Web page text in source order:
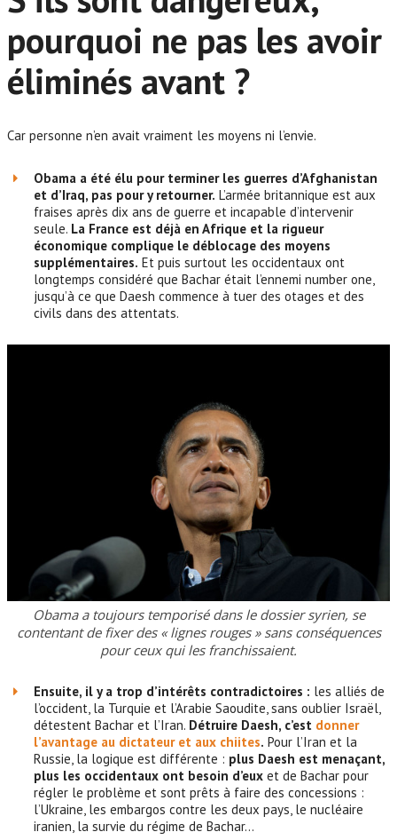
pouvoir.
Mais le mal est déjà là.
pourquoi ne pas les avoir
éliminés avant ?
Car personne n’en avait vraiment les moyens ni l’envie.
Obama a été élu pour terminer les guerres d’Afghanistan
et d’Iraq, pas pour y retourner. L’armée britannique est aux
fraises après dix ans de guerre et incapable d’intervenir
seule. La France est déjà en Afrique et la rigueur
économique complique le déblocage des moyens
supplémentaires. Et puis surtout les occidentaux ont
longtemps considéré que Bachar était l’ennemi number one,
jusqu’à ce que Daesh commence à tuer des otages et des
civils dans des attentats.
Obama a toujours temporisé dans le dossier syrien, se
contentant de fixer des « lignes rouges » sans conséquences
pour ceux qui les franchissaient.
Ensuite, il y a trop d’intérêts contradictoires : les alliés de
l’occident, la Turquie et l’Arabie Saoudite, sans oublier Israël,
détestent Bachar et l’Iran. Détruire Daesh, c’est donner
l’avantage au dictateur et aux chiites. Pour l’Iran et la
Russie, la logique est différente : plus Daesh est menaçant,
plus les occidentaux ont besoin d’eux et de Bachar pour
régler le problème et sont prêts à faire des concessions :
l’Ukraine, les embargos contre les deux pays, le nucléaire
iranien, la survie du régime de Bachar…